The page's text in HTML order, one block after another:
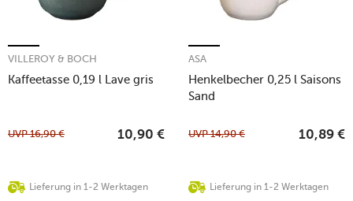
Kaffeetasse 0,19 l Lave gris
VILLEROY & BOCH
Lieferung in 1-2 Werktagen
UVP16,90 € 10,90 €
Henkelbecher 0,25 l Saisons
Sand
ASA
Lieferung in 1-2 Werktagen
UVP14,90 € 10,89 €